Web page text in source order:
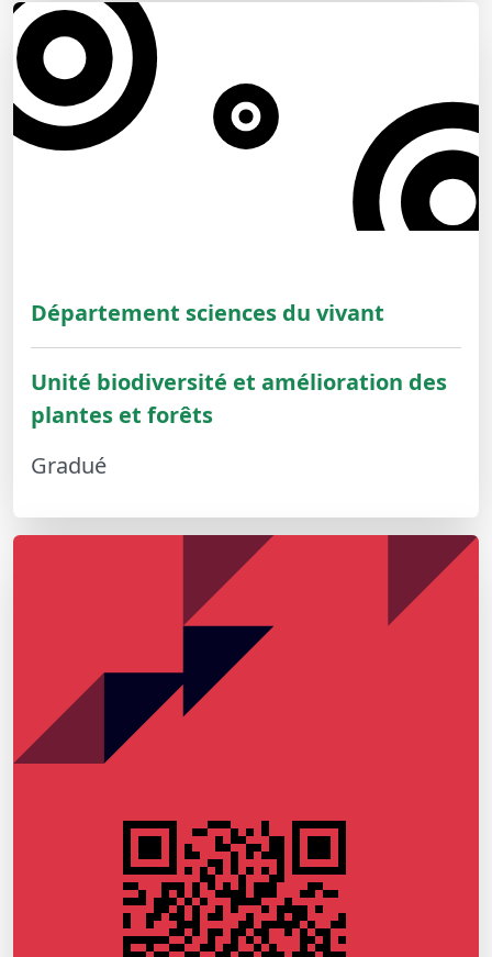
Département sciences du vivant
Unité biodiversité et amélioration des
plantes et forêts
Gradué